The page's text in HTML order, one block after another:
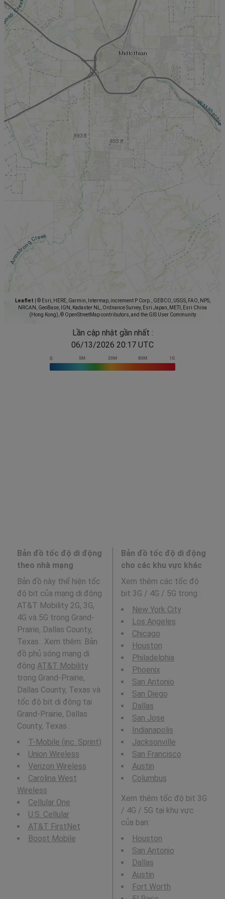
Leaflet
© Esri, HERE, Garmin, Intermap, increment P Corp., GEBCO, USGS, FAO, NPS,
NRCAN, GeoBase, IGN, Kadaster NL, Ordnance Survey, Esri Japan, METI, Esri China
(Hong Kong), © OpenStreetMap contributors, and the GIS User Community
Lần cập nhật gần nhất :
06/13/2026 20:17 UTC
Bản đồ tốc độ di động
theo nhà mạng
Bản đồ này thể hiện tốc
độ bit của mạng di động
AT&T Mobility 2G, 3G,
4G và 5G trong Grand-
Prairie, Dallas County,
Texas . Xem thêm: Bản
đồ phủ sóng mạng di
động AT&T Mobility
trong Grand-Prairie,
Dallas County, Texas và
tốc độ bit di động tại
Grand-Prairie, Dallas
County, Texas .
T-Mobile (inc. Sprint)
Union Wireless
Verizon Wireless
Carolina West
Wireless
Cellular One
U.S. Cellular
AT&T FirstNet
Boost Mobile
Bản đồ tốc độ di động
cho các khu vực khác
Xem thêm các tốc độ
bit 3G / 4G / 5G trong :
New York City
Los Angeles
Chicago
Houston
Philadelphia
Phoenix
San Antonio
San Diego
Dallas
San Jose
Indianapolis
Jacksonville
San Francisco
Austin
Columbus
Xem thêm tốc độ bit 3G
/ 4G / 5G tại khu vực
của bạn:
Houston
San Antonio
Dallas
Austin
Fort Worth